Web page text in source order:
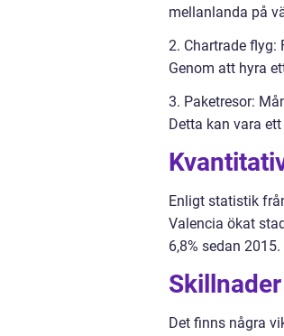
mellanlanda på
2. Chartrade flyg:
Genom att hyra
3. Paketresor:
Detta kan vara
Enligt statistik
Valencia ökat
6,8% sedan
Det finns några